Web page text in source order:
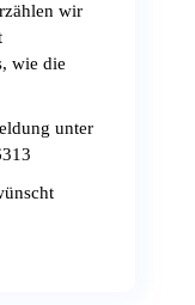
wir
wie die
unter